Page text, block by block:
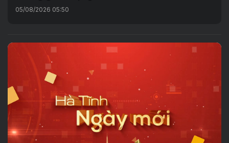
05/08/2026 05:50